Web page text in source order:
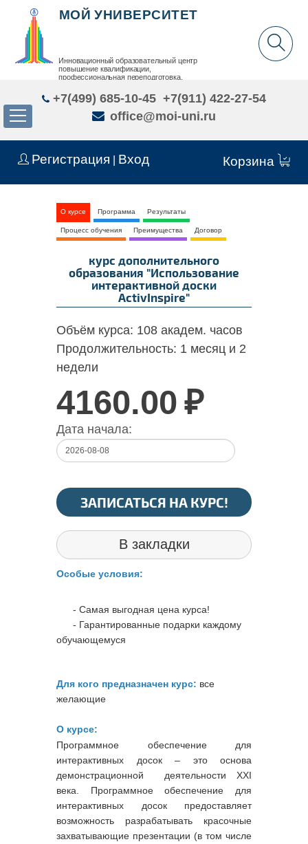
Регистрация Вход Корзина
МОЙ УНИВЕРСИТЕТ
Инновационный образовательный центр
повышение квалификации,
профессиональная переподготовка,
+7(499) 685-10-45 +7(911) 422-27-54
office@moi-uni.ru
О курсе Программа Результаты
Процесс обучения Преимущества Договор
курс дополнительного
образования "Использование
интерактивной доски
ActivInspire"
Объём курса: 108 академ. часов
Продолжительность: 1 месяц и 2
недели
4160.00 ₽
Дата начала:
ЗАПИСАТЬСЯ НА КУРС!
В закладки
Особые условия:
- Самая выгодная цена курса!
- Гарантированные подарки каждому
обучающемуся
Для кого предназначен курс: все
желающие
О курсе:
Программное обеспечение для
интерактивных досок – это основа
демонстрационной деятельности XXI
века. Программное обеспечение для
интерактивных досок предоставляет
возможность разрабатывать красочные
захватывающие презентации (в том числе